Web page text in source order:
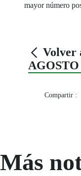
mayor número
Volver
AGOSTO
Compartir :
Más